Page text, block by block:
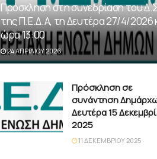
Πρόσκληση στη συνεδρίαση του
της Π.Ε.Δ.Α, τη Δευτέρα 27/4/2026
ώρα 13:00
24 ΑΠΡΙΛΊΟΥ 2026
Πρόσκληση σε
συνάντηση
Δευτέρα 15
2025
11 ΔΕΚΕΜΒΡΊΟΥ 2025